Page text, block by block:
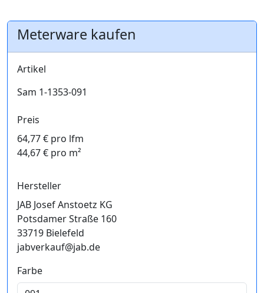
Meterware kaufen
Artikel
Sam 1-1353-091
Preis
64,77 € pro lfm
44,67 € pro m²
Hersteller
JAB Josef Anstoetz KG
Potsdamer Straße 160
33719 Bielefeld
jabverkauf@jab.de
Farbe